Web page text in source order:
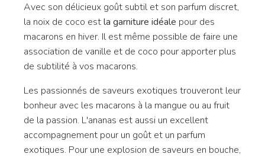
Avec son délicieux goût subtil et son parfum discret,
la noix de coco estla garniture idéale pour des
macarons en hiver. Il est même possible de faire une
association de vanille et de coco pour apporter plus
de subtilité à vos macarons.
Les passionnés de saveurs exotiques trouveront leur
bonheur avec les macarons à la mangue ou au fruit
de la passion. L'ananas est aussi un excellent
accompagnement pour un goût et un parfum
exotiques. Pour une explosion de saveurs en bouche,